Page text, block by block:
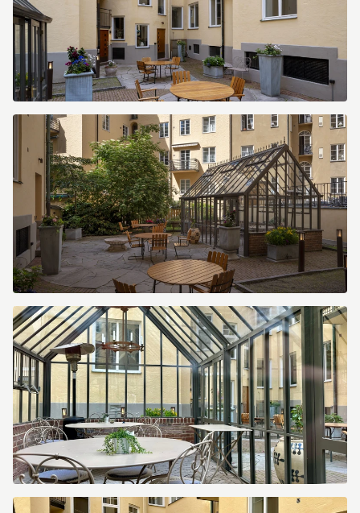
image.jpg
image.jpg
IMG_9670.jpeg